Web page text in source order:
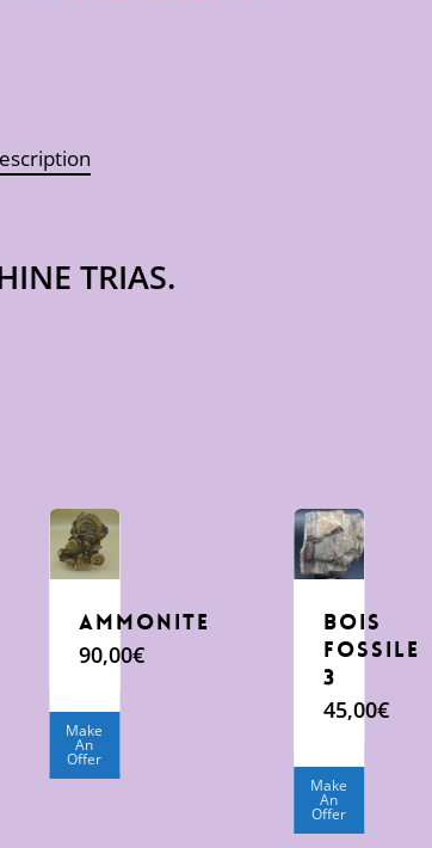
TRIAS.
AMMONITE
90,00€
Make
An
Offer
BOIS
FOSSILE
3
45,00€
Make
An
Offer